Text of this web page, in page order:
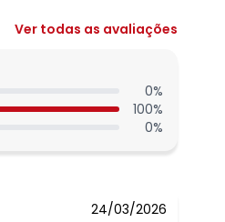
Ver todas as avaliações
0%
100%
0%
24/03/2026